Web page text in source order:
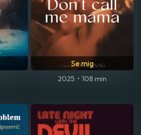
Se mig
2025 • 108 min